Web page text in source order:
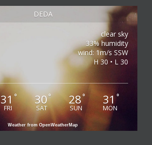
DEDA
clear sky
33% humidity
wind: 1m/s SSW
H 30 • L 30
31°
FRI
30°
SAT
28°
SUN
31 °
MON
Weather from OpenWeatherMap